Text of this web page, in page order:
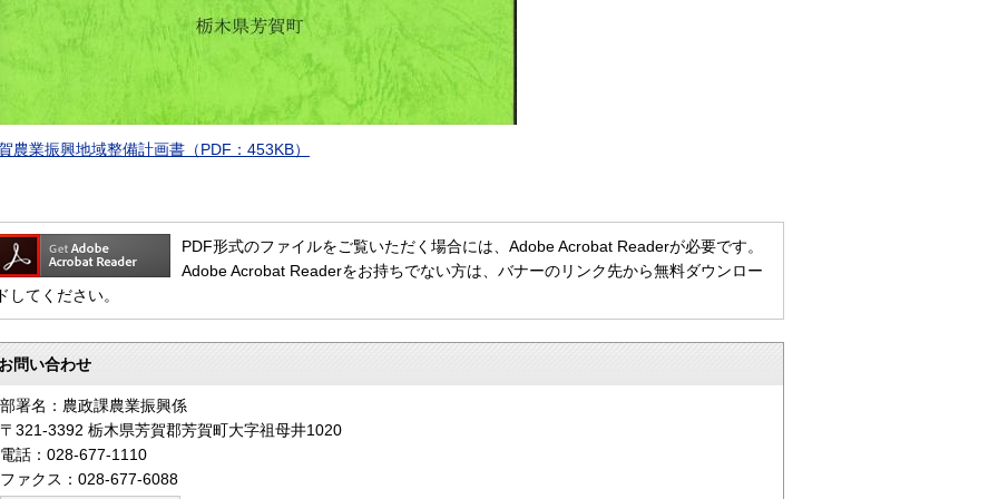
農業振興地域整備計画書（PDF：453KB）
PDF形式のファイルをご覧いただく場合には、Adobe Acrobat Readerが必要です。
Adobe Acrobat Readerをお持ちでない方は、バナーのリンク先から無料ダウンロー
してください。
問い合わせ
部署名：農政課農業振興係
〒321-3392 栃木県芳賀郡芳賀町大字祖母井1020
電話：028-677-1110
ファクス：028-677-6088